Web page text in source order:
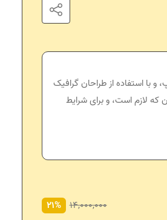
با استفاده از طراحان گرافیک
که لازم است، و برای شرایط
14,000,000
21%